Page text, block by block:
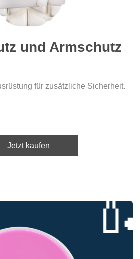
und Armschutz
für zusätzliche Sicherheit.
Jetzt kaufen